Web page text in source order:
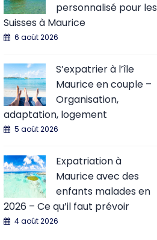
personnalisé pour les
Suisses à Maurice
6 août 2026
S’expatrier à l’île
Maurice en couple –
Organisation,
adaptation, logement
5 août 2026
Expatriation à
Maurice avec des
enfants malades en
2026 – Ce qu’il faut prévoir
4 août 2026